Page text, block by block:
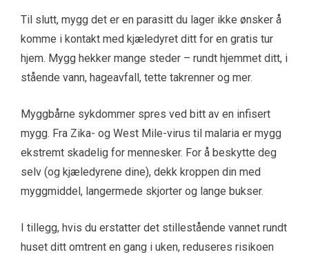
Til slutt, mygg det er en parasitt du lager ikke ønsker å
komme i kontakt med kjæledyret ditt for en gratis tur
hjem. Mygg hekker mange steder – rundt hjemmet ditt, i
stående vann, hageavfall, tette takrenner og mer.
Myggbårne sykdommer spres ved bitt av en infisert
mygg. Fra Zika- og West Mile-virus til malaria er mygg
ekstremt skadelig for mennesker. For å beskytte deg
selv (og kjæledyrene dine), dekk kroppen din med
myggmiddel, langermede skjorter og lange bukser.
I tillegg, hvis du erstatter det stillestående vannet rundt
huset ditt omtrent en gang i uken, reduseres risikoen